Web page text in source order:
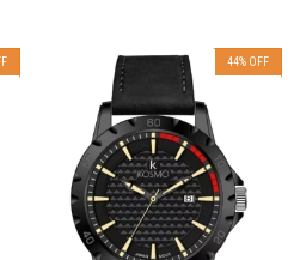
44% OFF